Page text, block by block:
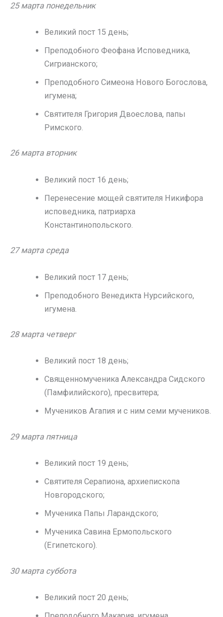
25 марта понедельник
Великий пост 15 день;
Преподобного Феофана Исповедника,
Сигрианского;
Преподобного Симеона Нового Богослова,
игумена;
Святителя Григория Двоеслова, папы
Римского.
26 марта вторник
Великий пост 16 день;
Перенесение мощей святителя Никифора
исповедника, патриарха
Константинопольского.
27 марта среда
Великий пост 17 день;
Преподобного Венедикта Нурсийского,
игумена.
28 марта четверг
Великий пост 18 день;
Священномученика Александра Сидского
(Памфилийского), пресвитера;
Мучеников Агапия и с ним семи мучеников.
29 марта пятница
Великий пост 19 день;
Святителя Серапиона, архиепископа
Новгородского;
Мученика Папы Ларандского;
Мученика Савина Ермопольского
(Египетского).
30 марта суббота
Великий пост 20 день;